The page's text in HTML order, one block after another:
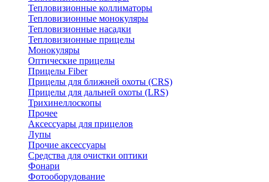
Тепловизионные коллиматоры
Тепловизионные монокуляры
Тепловизионные насадки
Тепловизионные прицелы
Монокуляры
Оптические прицелы
Прицелы Fiber
Прицелы для ближней охоты (CRS)
Прицелы для дальней охоты (LRS)
Трихинеллоскопы
Прочее
Аксессуары для прицелов
Лупы
Прочие аксессуары
Средства для очистки оптики
Фонари
Фотооборудование